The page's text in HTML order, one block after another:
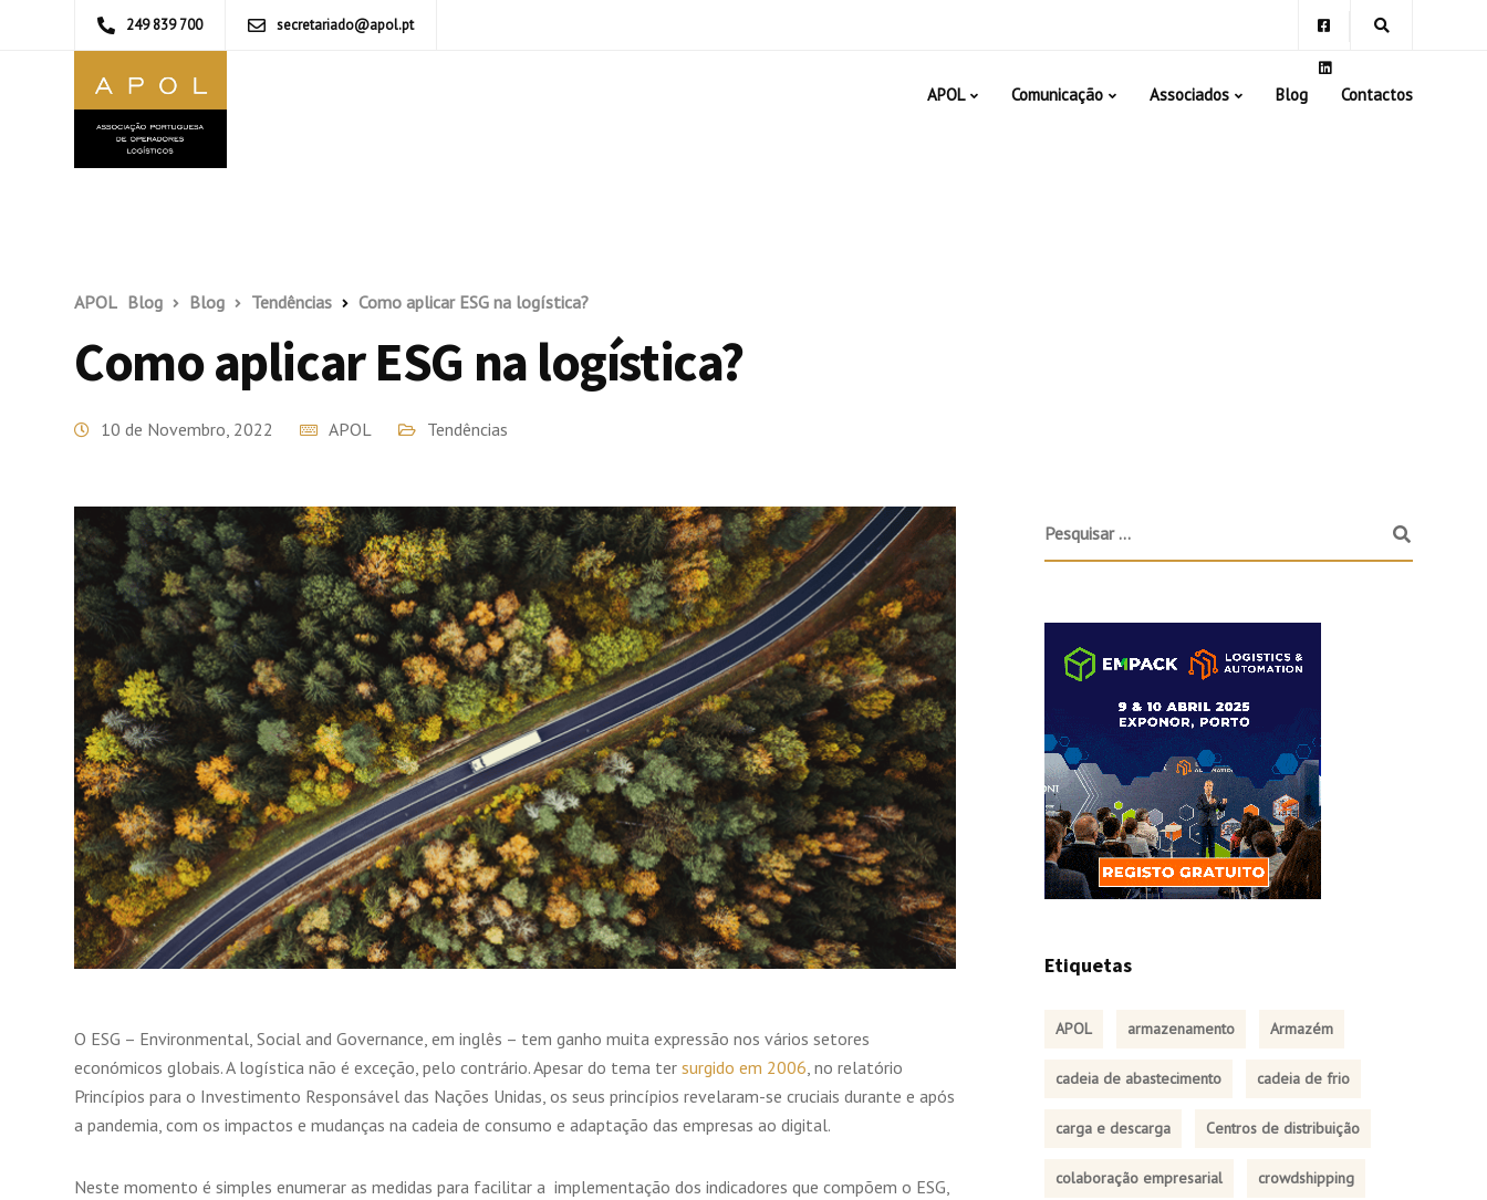
249 839 700 secretariado@apol.pt
APOL Comunicação Associados Blog Contactos
APOL Blog Blog Tendências Como aplicar ESG na logística?
Como aplicar ESG na logística?
10 de Novembro, 2022 APOL Tendências
O ESG – Environmental, Social and Governance, em inglês – tem ganho muita expressão nos vários setores
económicos globais. A logística não é exceção, pelo contrário. Apesar do tema ter surgido em 2006, no relatório
Princípios para o Investimento Responsável das Nações Unidas, os seus princípios revelaram-se cruciais durante e após
a pandemia, com os impactos e mudanças na cadeia de consumo e adaptação das empresas ao digital.
Neste momento é simples enumerar as medidas para facilitar a implementação dos indicadores que compõem o ESG,
Etiquetas
APOL armazenamento Armazém
cadeia de abastecimento cadeia de frio
carga e descarga Centros de distribuição
colaboração empresarial crowdshipping